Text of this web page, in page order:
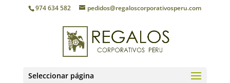
974 634 582 pedidos@regaloscorporativosperu.com
Seleccionar página